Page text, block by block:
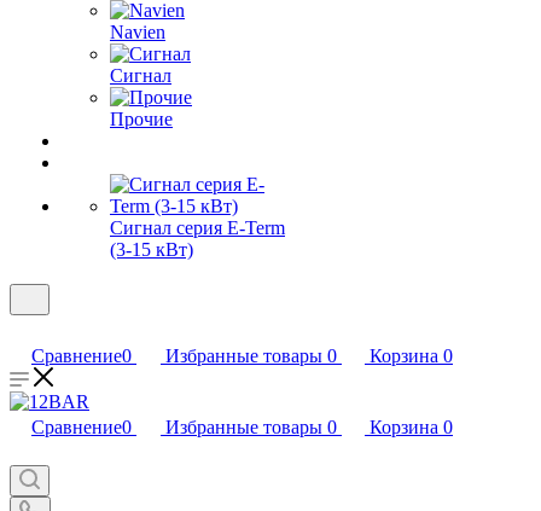
Navien
Сигнал
Прочие
Сигнал серия E-Term
(3-15 кВт)
Сравнение0 Избранные товары 0 Корзина 0
Сравнение0 Избранные товары 0 Корзина 0